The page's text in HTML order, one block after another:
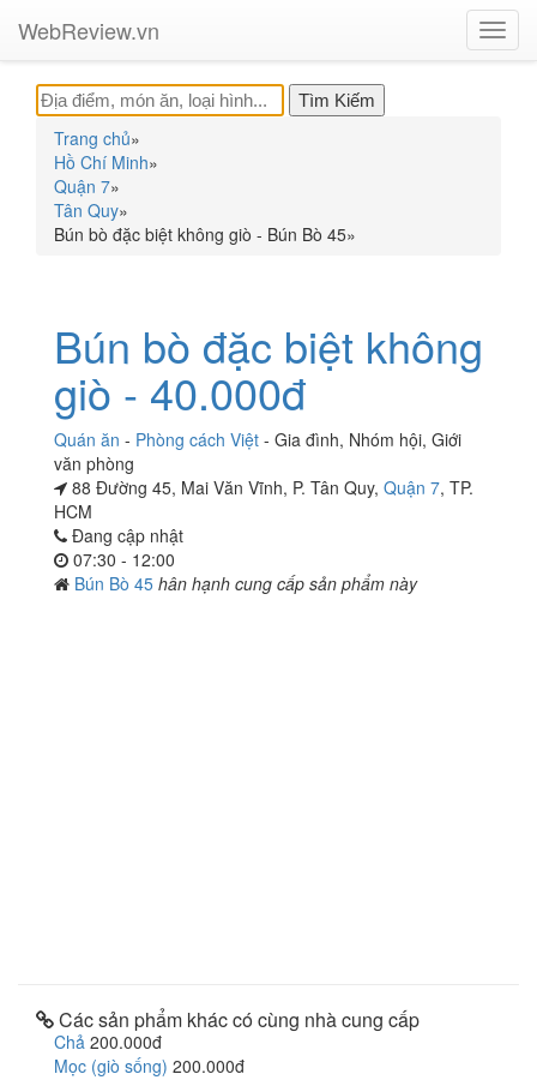
WebReview.vn
Trang chủ»
Hồ Chí Minh»
Quận 7»
Tân Quy»
Bún bò đặc biệt không giò - Bún Bò 45»
Bún bò đặc biệt không
giò - 40.000đ
Quán ăn - Phòng cách Việt - Gia đình, Nhóm hội, Giới
văn phòng
88 Đường 45, Mai Văn Vĩnh, P. Tân Quy, Quận 7, TP.
HCM
Đang cập nhật
07:30 - 12:00
Bún Bò 45 hân hạnh cung cấp sản phẩm này
Các sản phẩm khác có cùng nhà cung cấp
Chả 200.000đ
Mọc (giò sống) 200.000đ